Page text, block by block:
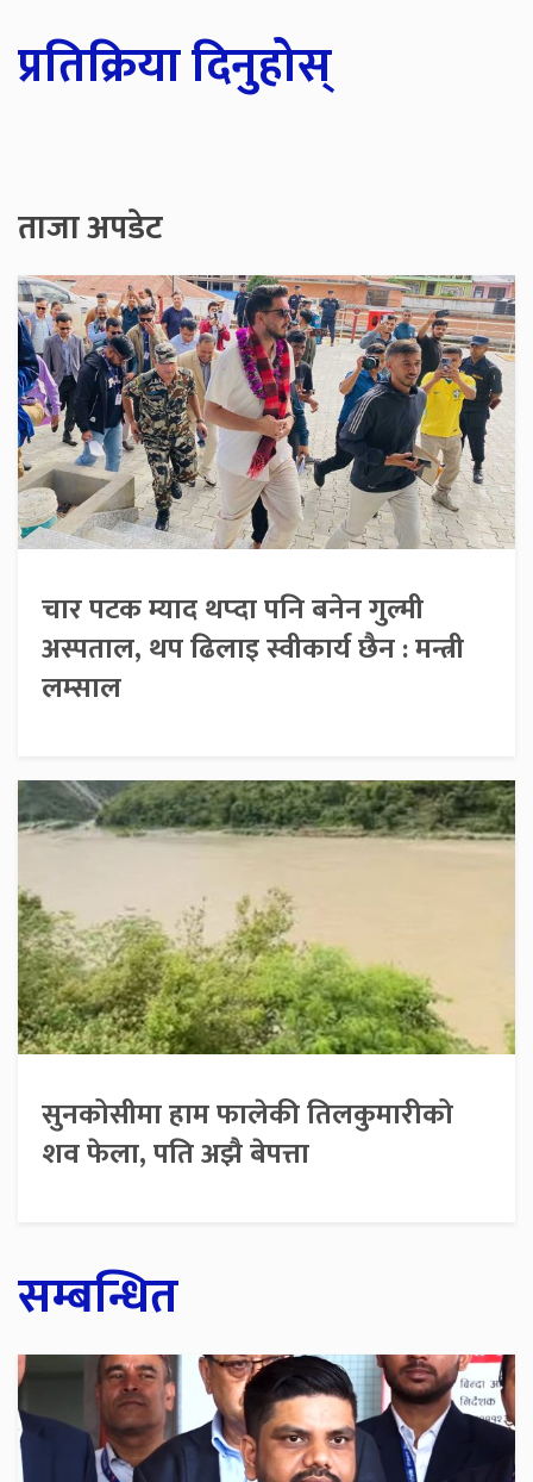
प्रतिक्रिया दिनुहोस्
ताजा अपडेट
चार पटक म्याद थप्दा पनि बनेन गुल्मी
अस्पताल, थप ढिलाइ स्वीकार्य छैन : मन्त्री
लम्साल
सुनकोसीमा हाम फालेकी तिलकुमारीको
शव फेला, पति अझै बेपत्ता
सम्बन्धित